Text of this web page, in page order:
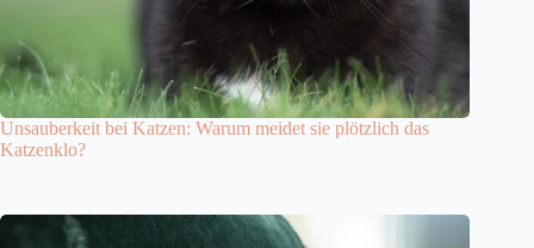
Unsauberkeit bei Katzen: Warum meidet sie plötzlich das
Katzenklo?